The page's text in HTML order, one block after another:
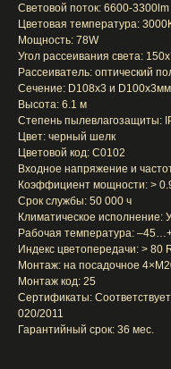
Световой поток: 6600-3300lm
Цветовая температура:
Мощность: 78W
Угол рассеивания света:
Рассеиватель: оптический
Сечение: D108x3 и D100x3мм
Выcота: 6.1 м
Степень пылевлагозащиты:
Цвет: черный шелк
Цветовой код: C0102
Входное напряжение и
Коэффициент мощности: >
Срок службы: 50 000 ч
Климатическое исполнение:
Рабочая температура:
Индекс цветопередачи: > 80
Монтаж: на посадочное
Монтаж код: 25
Сертификаты:
020/2011
Гарантийный срок: 36 мес.